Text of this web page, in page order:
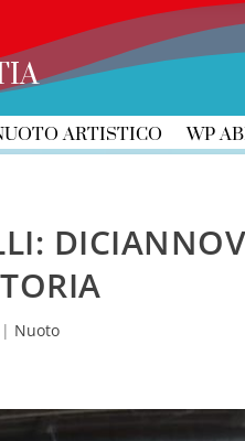
ARTISTICO WP
Nuoto